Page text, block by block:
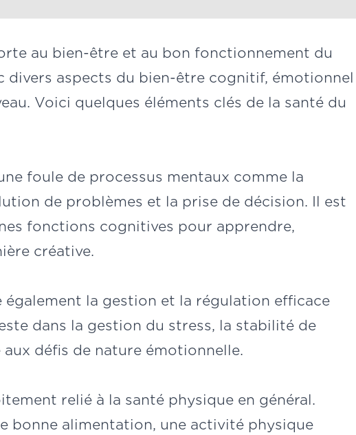
au bien-être et au bon fonctionnement du
divers aspects du bien-être cognitif, émotionnel
Voici quelques éléments clés de la santé du
foule de processus mentaux comme la
de problèmes et la prise de décision. Il est
fonctions cognitives pour apprendre,
créative.
également la gestion et la régulation efficace
dans la gestion du stress, la stabilité de
aux défis de nature émotionnelle.
relié à la santé physique en général.
bonne alimentation, une activité physique